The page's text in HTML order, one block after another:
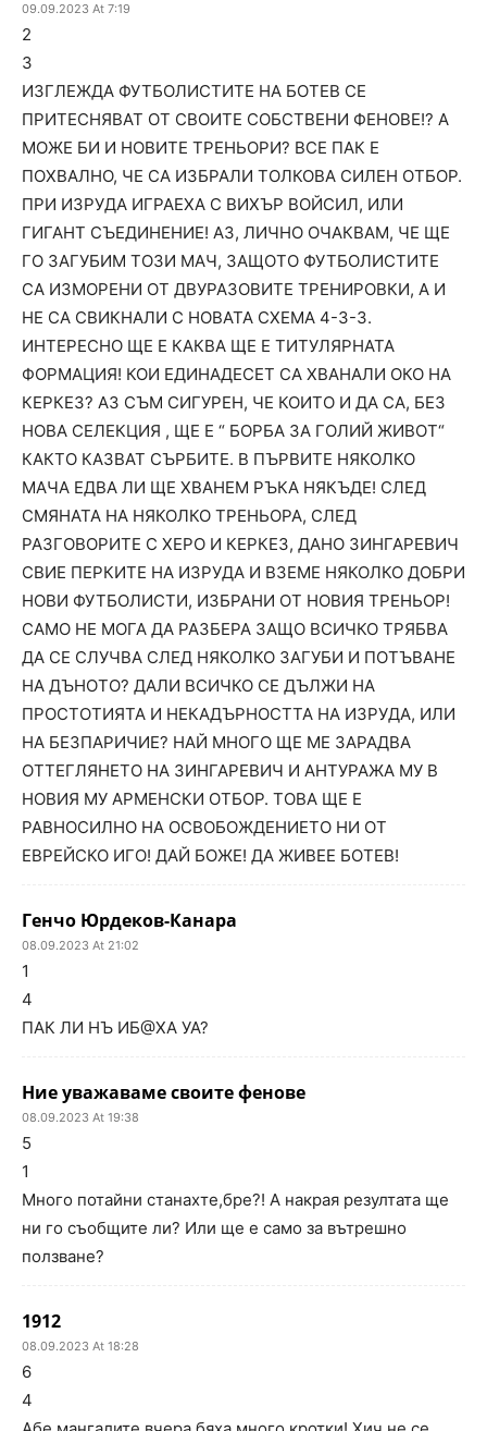
09.09.2023 At 7:19
2
3
ИЗГЛЕЖДА ФУТБОЛИСТИТЕ НА БОТЕВ СЕ
ПРИТЕСНЯВАТ ОТ СВОИТЕ СОБСТВЕНИ ФЕНОВЕ!? А
МОЖЕ БИ И НОВИТЕ ТРЕНЬОРИ? ВСЕ ПАК Е
ПОХВАЛНО, ЧЕ СА ИЗБРАЛИ ТОЛКОВА СИЛЕН ОТБОР.
ПРИ ИЗРУДА ИГРАЕХА С ВИХЪР ВОЙСИЛ, ИЛИ
ГИГАНТ СЪЕДИНЕНИЕ! АЗ, ЛИЧНО ОЧАКВАМ, ЧЕ ЩЕ
ГО ЗАГУБИМ ТОЗИ МАЧ, ЗАЩОТО ФУТБОЛИСТИТЕ
СА ИЗМОРЕНИ ОТ ДВУРАЗОВИТЕ ТРЕНИРОВКИ, А И
НЕ СА СВИКНАЛИ С НОВАТА СХЕМА 4-3-3.
ИНТЕРЕСНО ЩЕ Е КАКВА ЩЕ Е ТИТУЛЯРНАТА
ФОРМАЦИЯ! КОИ ЕДИНАДЕСЕТ СА ХВАНАЛИ ОКО НА
КЕРКЕЗ? АЗ СЪМ СИГУРЕН, ЧЕ КОИТО И ДА СА, БЕЗ
НОВА СЕЛЕКЦИЯ , ЩЕ Е “ БОРБА ЗА ГОЛИЙ ЖИВОТ“
КАКТО КАЗВАТ СЪРБИТЕ. В ПЪРВИТЕ НЯКОЛКО
МАЧА ЕДВА ЛИ ЩЕ ХВАНЕМ РЪКА НЯКЪДЕ! СЛЕД
СМЯНАТА НА НЯКОЛКО ТРЕНЬОРА, СЛЕД
РАЗГОВОРИТЕ С ХЕРО И КЕРКЕЗ, ДАНО ЗИНГАРЕВИЧ
СВИЕ ПЕРКИТЕ НА ИЗРУДА И ВЗЕМЕ НЯКОЛКО ДОБРИ
НОВИ ФУТБОЛИСТИ, ИЗБРАНИ ОТ НОВИЯ ТРЕНЬОР!
САМО НЕ МОГА ДА РАЗБЕРА ЗАЩО ВСИЧКО ТРЯБВА
ДА СЕ СЛУЧВА СЛЕД НЯКОЛКО ЗАГУБИ И ПОТЪВАНЕ
НА ДЪНОТО? ДАЛИ ВСИЧКО СЕ ДЪЛЖИ НА
ПРОСТОТИЯТА И НЕКАДЪРНОСТТА НА ИЗРУДА, ИЛИ
НА БЕЗПАРИЧИЕ? НАЙ МНОГО ЩЕ МЕ ЗАРАДВА
ОТТЕГЛЯНЕТО НА ЗИНГАРЕВИЧ И АНТУРАЖА МУ В
НОВИЯ МУ АРМЕНСКИ ОТБОР. ТОВА ЩЕ Е
РАВНОСИЛНО НА ОСВОБОЖДЕНИЕТО НИ ОТ
ЕВРЕЙСКО ИГО! ДАЙ БОЖЕ! ДА ЖИВЕЕ БОТЕВ!
Генчо Юрдеков-Канара
08.09.2023 At 21:02
1
4
ПАК ЛИ НЪ ИБ@ХА УА?
Ние уважаваме своите фенове
08.09.2023 At 19:38
5
1
Много потайни станахте,бре?! А накрая резултата ще
ни го съобщите ли? Или ще е само за вътрешно
ползване?
1912
08.09.2023 At 18:28
6
4